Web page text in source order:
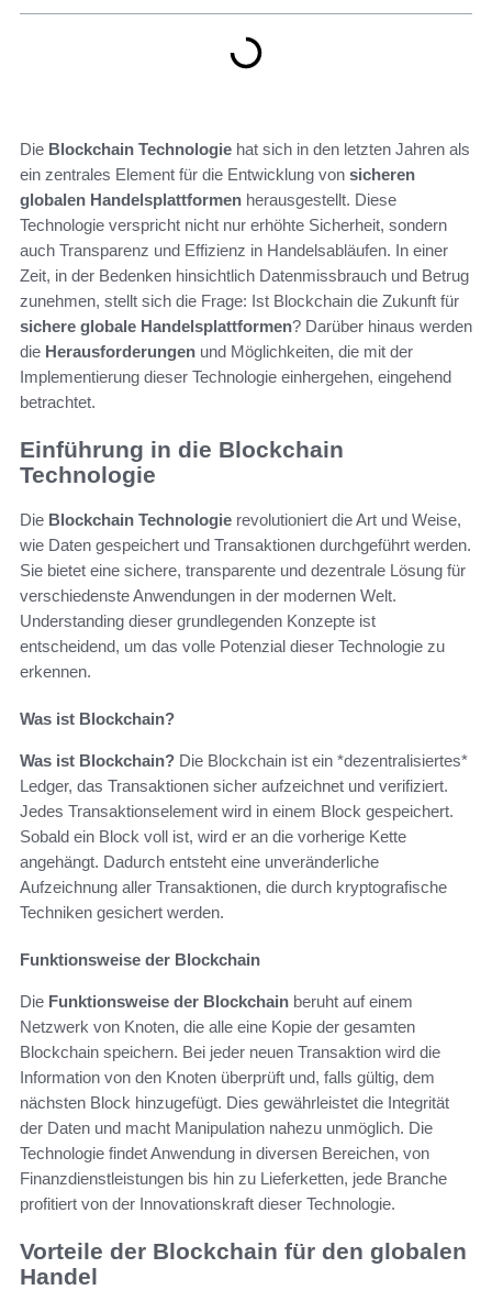
Die Blockchain Technologie hat sich in den letzten Jahren als
ein zentrales Element für die Entwicklung von sicheren
globalen Handelsplattformen herausgestellt. Diese
Technologie verspricht nicht nur erhöhte Sicherheit, sondern
auch Transparenz und Effizienz in Handelsabläufen. In einer
Zeit, in der Bedenken hinsichtlich Datenmissbrauch und Betrug
zunehmen, stellt sich die Frage: Ist Blockchain die Zukunft für
sichere globale Handelsplattformen? Darüber hinaus werden
die Herausforderungen und Möglichkeiten, die mit der
Implementierung dieser Technologie einhergehen, eingehend
betrachtet.
Einführung in die Blockchain
Technologie
Die Blockchain Technologie revolutioniert die Art und Weise,
wie Daten gespeichert und Transaktionen durchgeführt werden.
Sie bietet eine sichere, transparente und dezentrale Lösung für
verschiedenste Anwendungen in der modernen Welt.
Understanding dieser grundlegenden Konzepte ist
entscheidend, um das volle Potenzial dieser Technologie zu
erkennen.
Was ist Blockchain?
Was ist Blockchain? Die Blockchain ist ein *dezentralisiertes*
Ledger, das Transaktionen sicher aufzeichnet und verifiziert.
Jedes Transaktionselement wird in einem Block gespeichert.
Sobald ein Block voll ist, wird er an die vorherige Kette
angehängt. Dadurch entsteht eine unveränderliche
Aufzeichnung aller Transaktionen, die durch kryptografische
Techniken gesichert werden.
Funktionsweise der Blockchain
Die Funktionsweise der Blockchain beruht auf einem
Netzwerk von Knoten, die alle eine Kopie der gesamten
Blockchain speichern. Bei jeder neuen Transaktion wird die
Information von den Knoten überprüft und, falls gültig, dem
nächsten Block hinzugefügt. Dies gewährleistet die Integrität
der Daten und macht Manipulation nahezu unmöglich. Die
Technologie findet Anwendung in diversen Bereichen, von
Finanzdienstleistungen bis hin zu Lieferketten, jede Branche
profitiert von der Innovationskraft dieser Technologie.
Vorteile der Blockchain für den globalen
Handel